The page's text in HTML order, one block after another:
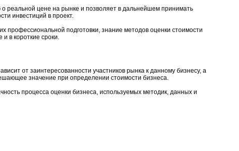
цене на рынке и позволяет в дальнейшем принимать
инвестиций в проект.
подготовки, знание методов оценки стоимости
в короткие сроки.
от заинтересованности участников рынка к данному бизнесу, а
значение при определении стоимости бизнеса.
процесса оценки бизнеса, используемых методик, данных и